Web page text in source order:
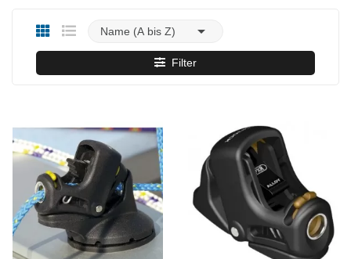
Name (A bis Z) 
Filter